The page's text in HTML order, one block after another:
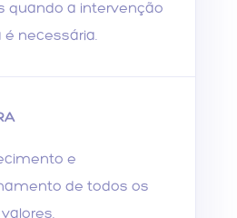
quando a intervenção
é necessária.
e
de todos os